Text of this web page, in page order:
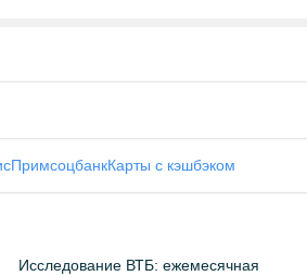
ПримсоцбанкКарты с кэшбэком
Исследование ВТБ: ежемесячная